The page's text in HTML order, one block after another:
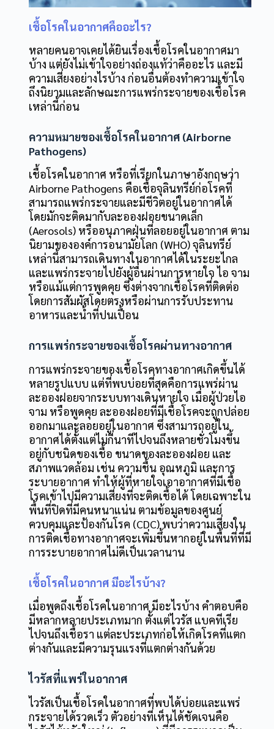
เชื้อโรคในอากาศคืออะไร?
หลายคนอาจเคยได้ยินเรื่องเชื้อโรคในอากาศมา
บ้าง แต่ยังไม่เข้าใจอย่างถ่องแท้ว่าคืออะไร และมี
ความเสี่ยงอย่างไรบ้าง ก่อนอื่นต้องทำความเข้าใจ
ถึงนิยามและลักษณะการแพร่กระจายของเชื้อโรค
เหล่านี้ก่อน
ความหมายของเชื้อโรคในอากาศ (Airborne
Pathogens)
เชื้อโรคในอากาศ หรือที่เรียกในภาษาอังกฤษว่า
Airborne Pathogens คือเชื้อจุลินทรีย์ก่อโรคที่
สามารถแพร่กระจายและมีชีวิตอยู่ในอากาศได้
โดยมักจะติดมากับละอองฝอยขนาดเล็ก
(Aerosols) หรืออนุภาคฝุ่นที่ลอยอยู่ในอากาศ ตาม
นิยามขององค์การอนามัยโลก (WHO) จุลินทรีย์
เหล่านี้สามารถเดินทางในอากาศได้ในระยะไกล
และแพร่กระจายไปยังผู้อื่นผ่านการหายใจ ไอ จาม
หรือแม้แต่การพูดคุย ซึ่งต่างจากเชื้อโรคที่ติดต่อ
โดยการสัมผัสโดยตรงหรือผ่านการรับประทาน
อาหารและน้ำที่ปนเปื้อน
การแพร่กระจายของเชื้อโรคผ่านทางอากาศ
การแพร่กระจายของเชื้อโรคทางอากาศเกิดขึ้นได้
หลายรูปแบบ แต่ที่พบบ่อยที่สุดคือการแพร่ผ่าน
ละอองฝอยจากระบบทางเดินหายใจ เมื่อผู้ป่วยไอ
จาม หรือพูดคุย ละอองฝอยที่มีเชื้อโรคจะถูกปล่อย
ออกมาและลอยอยู่ในอากาศ ซึ่งสามารถอยู่ใน
อากาศได้ตั้งแต่ไม่กี่นาทีไปจนถึงหลายชั่วโมงขึ้น
อยู่กับชนิดของเชื้อ ขนาดของละอองฝอย และ
สภาพแวดล้อม เช่น ความชื้น อุณหภูมิ และการ
ระบายอากาศ ทำให้ผู้ที่หายใจเอาอากาศที่มีเชื้อ
โรคเข้าไปมีความเสี่ยงที่จะติดเชื้อได้ โดยเฉพาะใน
พื้นที่ปิดที่มีคนหนาแน่น ตามข้อมูลของศูนย์
ควบคุมและป้องกันโรค (CDC) พบว่าความเสี่ยงใน
การติดเชื้อทางอากาศจะเพิ่มขึ้นหากอยู่ในพื้นที่ที่มี
การระบายอากาศไม่ดีเป็นเวลานาน
เชื้อโรคในอากาศ มีอะไรบ้าง?
เมื่อพูดถึงเชื้อโรคในอากาศ มีอะไรบ้าง คำตอบคือ
มีหลากหลายประเภทมาก ตั้งแต่ไวรัส แบคทีเรีย
ไปจนถึงเชื้อรา แต่ละประเภทก่อให้เกิดโรคที่แตก
ต่างกันและมีความรุนแรงที่แตกต่างกันด้วย
ไวรัสที่แพร่ในอากาศ
ไวรัสเป็นเชื้อโรคในอากาศที่พบได้บ่อยและแพร่
กระจายได้รวดเร็ว ตัวอย่างที่เห็นได้ชัดเจนคือ